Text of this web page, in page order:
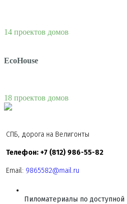
14 проектов домов
EcoHouse
18 проектов домов
СПБ, дорога на Велигонты
Телефон: +7 (812) 986-55-82
Email: 9865582@mail.ru
Пиломатериалы по